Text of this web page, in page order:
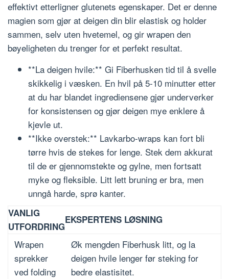
effektivt etterligner glutenets egenskaper. Det er denne
magien som gjør at deigen din blir elastisk og holder
sammen, selv uten hvetemel, og gir wrapen den
bøyeligheten du trenger for et perfekt resultat.
**La deigen hvile:** Gi Fiberhusken tid til å svelle
skikkelig i væsken. En hvil på 5-10 minutter etter
at du har blandet ingrediensene gjør underverker
for konsistensen og gjør deigen mye enklere å
kjevle ut.
**Ikke overstek:** Lavkarbo-wraps kan fort bli
tørre hvis de stekes for lenge. Stek dem akkurat
til de er gjennomstekte og gylne, men fortsatt
myke og fleksible. Litt lett bruning er bra, men
unngå harde, sprø kanter.
VANLIG
UTFORDRING
EKSPERTENS LØSNING
Wrapen
sprekker
ved folding
Øk mengden Fiberhusk litt, og la
deigen hvile lenger før steking for
bedre elastisitet.